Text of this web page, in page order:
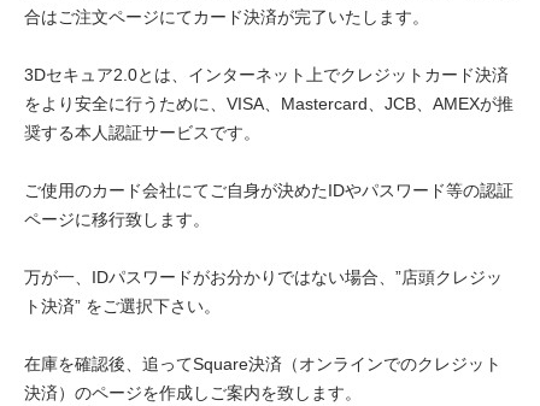
合はご注文ページにてカード決済が完了いたします。
3Dセキュア2.0とは、インターネット上でクレジットカード決済
をより安全に行うために、VISA、Mastercard、JCB、AMEXが推
奨する本人認証サービスです。
ご使用のカード会社にてご自身が決めたIDやパスワード等の認証
ページに移行致します。
万が一、IDパスワードがお分かりではない場合、”店頭クレジッ
ト決済” をご選択下さい。
在庫を確認後、追ってSquare決済（オンラインでのクレジット
決済）のページを作成しご案内を致します。